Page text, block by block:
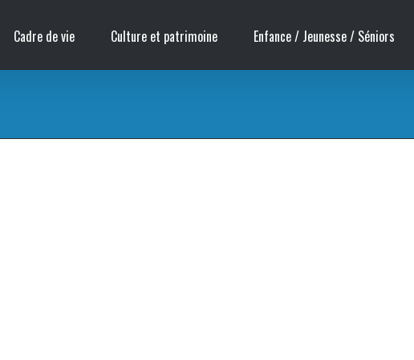
Cadre de vie Culture et patrimoine Enfance / Jeunesse / Séniors